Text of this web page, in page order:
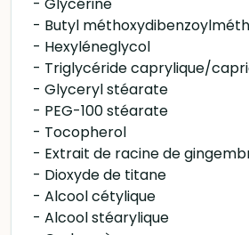
- Butyl
- Hexyléneglycol
- Triglycéride caprylique/
- Glyceryl stéarate
- PEG-100 stéarate
- Tocopherol
- Extrait de racine de
- Dioxyde de titane
- Alcool cétylique
- Alcool stéarylique